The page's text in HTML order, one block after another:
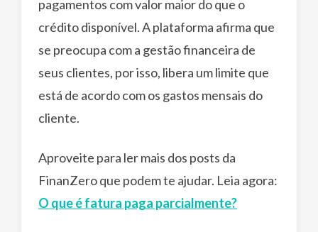
pagamentos com valor maior do que o
crédito disponível. A plataforma afirma que
se preocupa com a gestão financeira de
seus clientes, por isso, libera um limite que
está de acordo com os gastos mensais do
cliente.
Aproveite para ler mais dos posts da
FinanZero que podem te ajudar. Leia agora:
O que é fatura paga parcialmente?